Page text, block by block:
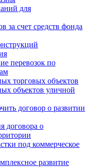
для
за счет средств фонда
перевозок по
торговых объектов
объектов уличной
договор о развитии
договора о
под коммерческое
развитие